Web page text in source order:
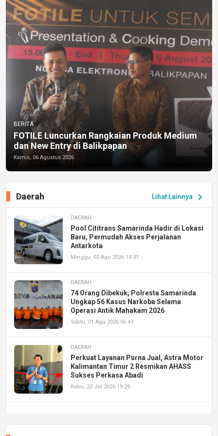
BERITA
FOTILE Luncurkan Rangkaian Produk Medium
dan New Entry di Balikpapan
Kamis, 06 Agustus 2026
Lihat Lainnya chevron_right
Daerah
DAERAH
Pool Cititrans Samarinda Hadir di Lokasi
Baru, Permudah Akses Perjalanan
Antarkota
Minggu, 02 Agu 2026 14:37
DAERAH
74 Orang Dibekuk, Polresta Samarinda
Ungkap 56 Kasus Narkoba Selama
Operasi Antik Mahakam 2026
Sabtu, 01 Agu 2026 06:43
DAERAH
Perkuat Layanan Purna Jual, Astra Motor
Kalimantan Timur 2 Resmikan AHASS
Sukses Perkasa Abadi
Rabu, 22 Jul 2026 19:29